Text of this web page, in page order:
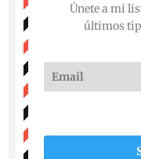
Únete a mi
últimos